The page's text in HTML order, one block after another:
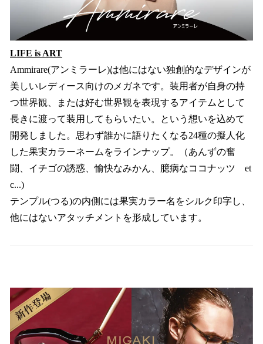
LIFE is ART
Ammirare(アンミラーレ)は他にはない独創的なデザインが
美しいレディース向けのメガネです。装用者が自身の持
つ世界観、または好む世界観を表現するアイテムとして
長きに渡って装用してもらいたい。という想いを込めて
開発しました。思わず誰かに語りたくなる24種の擬人化
した果実カラーネームをラインナップ。（あんずの奮
闘、イチゴの誘惑、愉快なみかん、臆病なココナッツ et
c...)
テンプル(つる)の内側には果実カラー名をシルク印字し、
他にはないアタッチメントを形成しています。